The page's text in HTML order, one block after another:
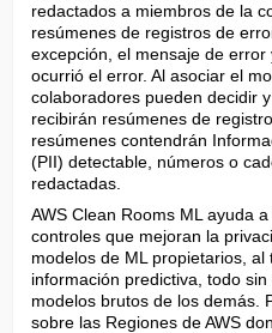
redactados a miembros de la
resúmenes de registros de
excepción, el mensaje de
ocurrió el error. Al asociar el
colaboradores pueden decidir
recibirán resúmenes de
resúmenes contendrán
(PII) detectable, números o
redactadas.
AWS Clean Rooms ML ayuda
controles que mejoran la
modelos de ML propietarios, al
información predictiva, todo
modelos brutos de los demás.
sobre las Regiones de AWS